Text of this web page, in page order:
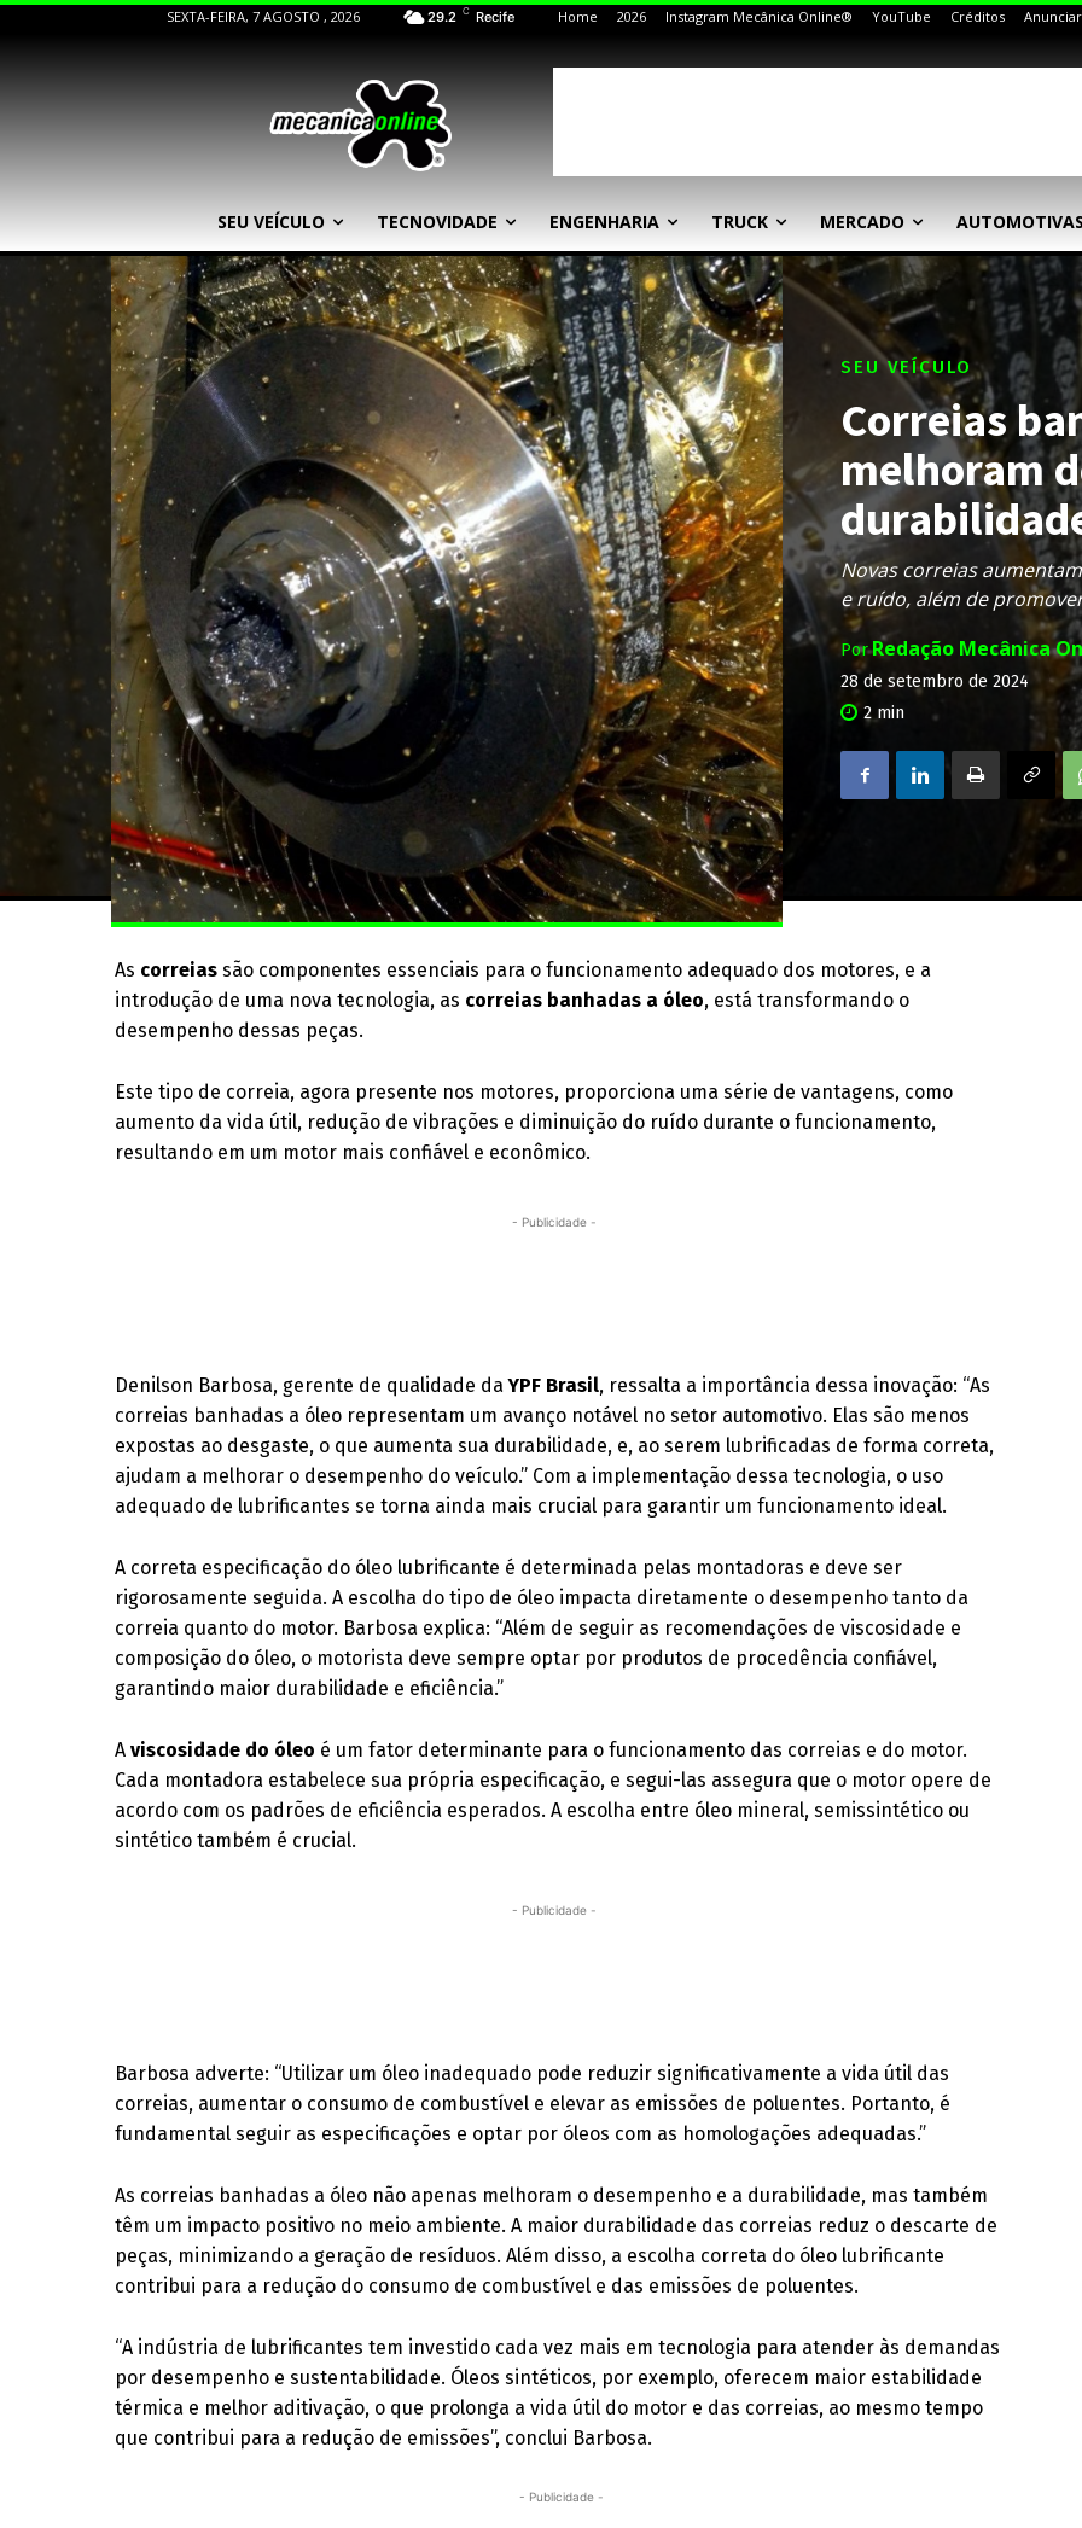
SEXTA-FEIRA, 7 AGOSTO , 2026 29.2 C Recife Home 2026 Instagram Mecânica Online® YouTube Créditos Anunciar
SEU VEÍCULO TECNOVIDADE ENGENHARIA TRUCK MERCADO AUTOMOTIVAS
SEU VEÍCULO
Correias
melhoram
Novas correias
e ruído, além de
PorRedação Mecânica
28 de setembro de 2024
2 min
As correias são componentes essenciais para o funcionamento adequado dos motores, e a
introdução de uma nova tecnologia, as correias banhadas a óleo, está transformando o
desempenho dessas peças.
Este tipo de correia, agora presente nos motores, proporciona uma série de vantagens, como
aumento da vida útil, redução de vibrações e diminuição do ruído durante o funcionamento,
resultando em um motor mais confiável e econômico.
- Publicidade -
Denilson Barbosa, gerente de qualidade daYPF Brasil, ressalta a importância dessa inovação: “As
correias banhadas a óleo representam um avanço notável no setor automotivo. Elas são menos
expostas ao desgaste, o que aumenta sua durabilidade, e, ao serem lubrificadas de forma correta,
ajudam a melhorar o desempenho do veículo.” Com a implementação dessa tecnologia, o uso
adequado de lubrificantes se torna ainda mais crucial para garantir um funcionamento ideal.
A correta especificação do óleo lubrificante é determinada pelas montadoras e deve ser
rigorosamente seguida. A escolha do tipo de óleo impacta diretamente o desempenho tanto da
correia quanto do motor. Barbosa explica: “Além de seguir as recomendações de viscosidade e
composição do óleo, o motorista deve sempre optar por produtos de procedência confiável,
garantindo maior durabilidade e eficiência.”
Aviscosidade do óleo é um fator determinante para o funcionamento das correias e do motor.
Cada montadora estabelece sua própria especificação, e segui-las assegura que o motor opere de
acordo com os padrões de eficiência esperados. A escolha entre óleo mineral, semissintético ou
sintético também é crucial.
- Publicidade -
Barbosa adverte: “Utilizar um óleo inadequado pode reduzir significativamente a vida útil das
correias, aumentar o consumo de combustível e elevar as emissões de poluentes. Portanto, é
fundamental seguir as especificações e optar por óleos com as homologações adequadas.”
As correias banhadas a óleo não apenas melhoram o desempenho e a durabilidade, mas também
têm um impacto positivo no meio ambiente. A maior durabilidade das correias reduz o descarte de
peças, minimizando a geração de resíduos. Além disso, a escolha correta do óleo lubrificante
contribui para a redução do consumo de combustível e das emissões de poluentes.
“A indústria de lubrificantes tem investido cada vez mais em tecnologia para atender às demandas
por desempenho e sustentabilidade. Óleos sintéticos, por exemplo, oferecem maior estabilidade
térmica e melhor aditivação, o que prolonga a vida útil do motor e das correias, ao mesmo tempo
que contribui para a redução de emissões”, conclui Barbosa.
- Publicidade -